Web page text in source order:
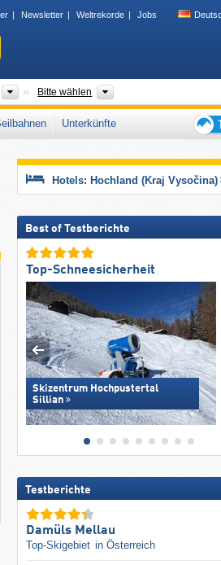
Newsletter Weltrekorde Jobs
Regionen
Bitte wählen
Unterkünfte
für
den
Hotels: Hochland (Kraj Vysočina)
Best of Testberichte
Top-Schneesicherheit
Skizentrum Hochpustertal
Sillian
Testberichte
Damüls Mellau
Top-Skigebiet in Österreich